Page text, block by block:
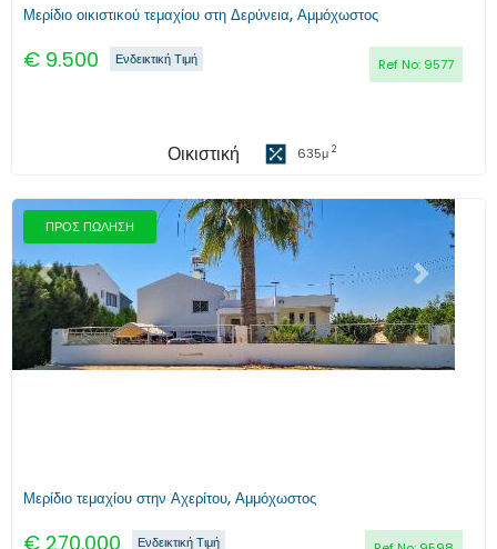
Μερίδιο οικιστικού τεμαχίου στη Δερύνεια, Αμμόχωστος
€ 9.500 Ref No: 9577
Ενδεικτική Τιμή
Οικιστική 635μ 2
ΠΡΟΣ ΠΩΛΗΣΗ
Προηγούμενο Επόμενο
Μερίδιο τεμαχίου στην Αχερίτου, Αμμόχωστος
€ 270.000 Ενδεικτική Τιμή